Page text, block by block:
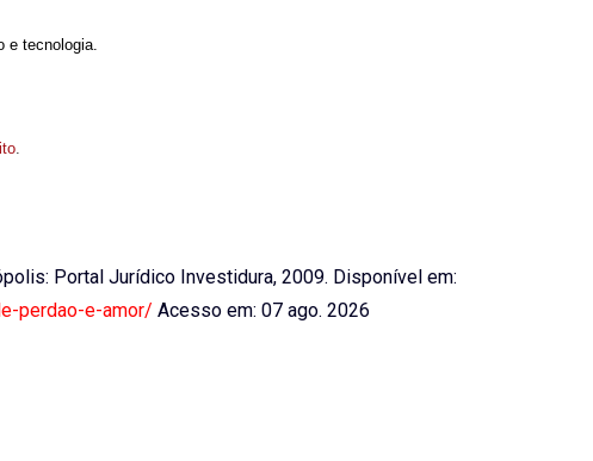
e tecnologia.
Portal Jurídico Investidura, 2009. Disponível em:
perdao-e-amor/ Acesso em: 07 ago. 2026